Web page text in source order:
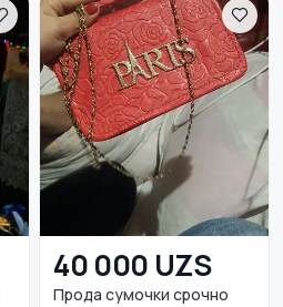
40 000 UZS
Прода сумочки срочно